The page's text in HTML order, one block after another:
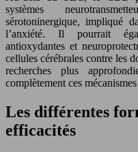
systèmes
sérotoninergique, impliqué
l’anxiété. Il pourrait
antioxydantes et
cellules cérébrales contre les
recherches plus
complètement ces
Les différentes
efficacités